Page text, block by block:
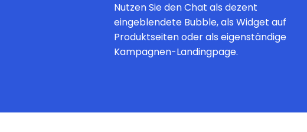
Nutzen Sie den Chat als dezent
eingeblendete Bubble, als Widget auf
Produktseiten oder als eigenständige
Kampagnen-Landingpage.